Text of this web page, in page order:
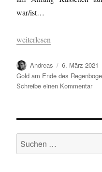
war/ist…
„萬世師表 3…“
weiterlesen
Autor
Andreas
Veröffentlicht
am
6. März 2021
Gold am Ende des
Schreibe einen Kommentarzu
3…
Suchen
nach: